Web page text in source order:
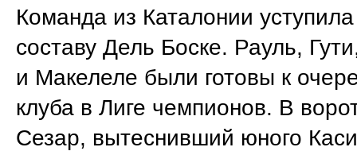
Команда из Каталонии
составу Дель Боске. Рауль,
и Макелеле были готовы к
клуба в Лиге чемпионов. В
Сезар, вытеснивший юного